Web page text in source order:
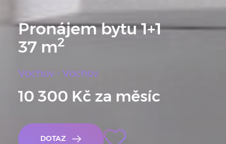
Pronájem bytu 1+1
37 m2
Vochov - Vochov
10 300 Kč za měsíc
DOTAZ ARROW RIGHT WHITE
Oblíbené